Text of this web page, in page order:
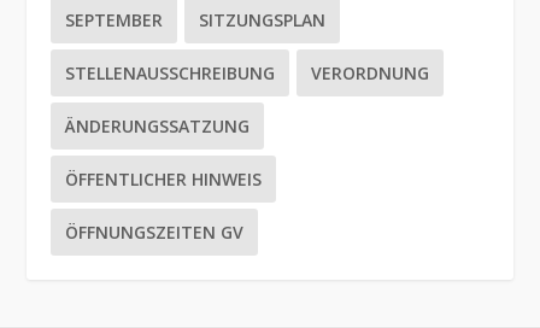
SEPTEMBER SITZUNGSPLAN
STELLENAUSSCHREIBUNG VERORDNUNG
ÄNDERUNGSSATZUNG
ÖFFENTLICHER HINWEIS
ÖFFNUNGSZEITEN GV